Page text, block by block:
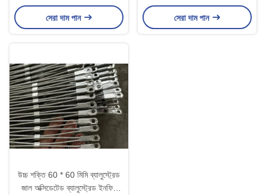
সেরা দাম পান সেরা দাম পান
উচ্চ শক্তি 60 * 60 মিমি ব্যালুস্ট্রেড
জাল অক্সিডেটেড ব্যালুস্ট্রেড ইনফিল